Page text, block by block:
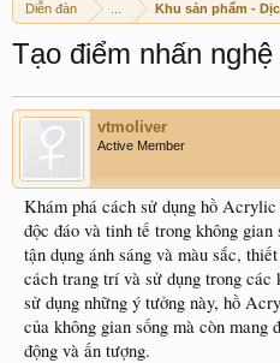
Diễn đàn Khu sản phẩm -
Tạo điểm nhấn
vtmoliver
Active Member
Khám phá cách sử dụng hồ
độc đáo và tinh tế trong không
tận dụng ánh sáng và màu sắc,
cách trang trí và sử dụng trong các
sử dụng những ý tưởng này, hồ
của không gian sống mà còn mang
động và ấn tượng.